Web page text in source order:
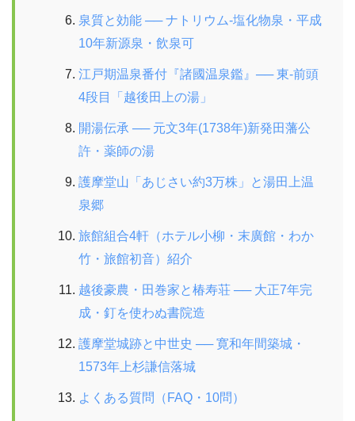
泉質と効能 ── ナトリウム-塩化物泉・平成
10年新源泉・飲泉可
江戸期温泉番付『諸國温泉鑑』── 東-前頭
4段目「越後田上の湯」
開湯伝承 ── 元文3年(1738年)新発田藩公
許・薬師の湯
護摩堂山「あじさい約3万株」と湯田上温
泉郷
旅館組合4軒（ホテル小柳・末廣館・わか
竹・旅館初音）紹介
越後豪農・田巻家と椿寿荘 ── 大正7年完
成・釘を使わぬ書院造
護摩堂城跡と中世史 ── 寛和年間築城・
1573年上杉謙信落城
よくある質問（FAQ・10問）